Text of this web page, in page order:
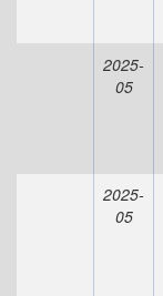
2025-
05
2025-
05